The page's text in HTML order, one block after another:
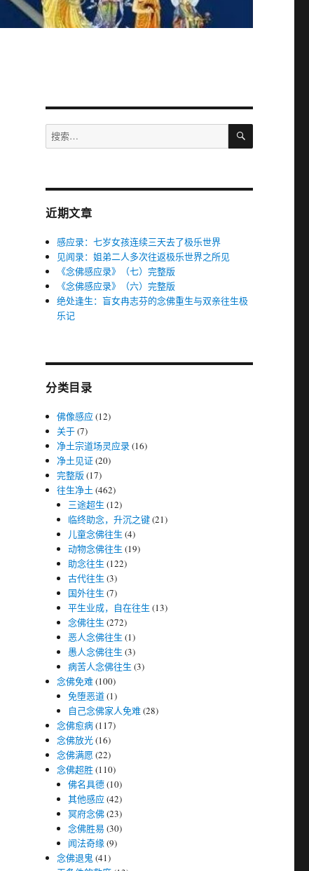
搜
索：
搜
近期文章
感应录：七岁女孩连续三天去了极乐世界
见闻录：姐弟二人多次往返极乐世界之所见
《念佛感应录》（七）完整版
《念佛感应录》（六）完整版
绝处逢生：盲女冉志芬的念佛重生与双亲往生极
乐记
分类目录
佛像感应(12)
关于(7)
净土宗道场灵应录(16)
净土见证(20)
完整版 (17)
往生净土 (462)
三途超生 (12)
临终助念，升沉之键(21)
儿童念佛往生 (4)
动物念佛往生 (19)
助念往生 (122)
古代往生 (3)
国外往生 (7)
平生业成，自在往生 (13)
念佛往生 (272)
恶人念佛往生 (1)
愚人念佛往生 (3)
病苦人念佛往生 (3)
念佛免难(100)
免堕恶道(1)
自己念佛家人免难(28)
念佛愈病(117)
念佛放光(16)
念佛满愿 (22)
念佛超胜(110)
佛名具德(10)
其他感应(42)
冥府念佛(23)
念佛胜易 (30)
闻法奇缘(9)
念佛退鬼 (41)